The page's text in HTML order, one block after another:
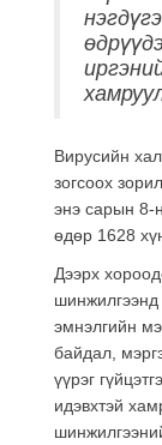
Вирусийн
зогсоох
энэ сарын 8-
өдөр 1628
Дээрх
шинжилгээнд
эмнэлгийн
байдал,
үүрэг
идэвхтэй